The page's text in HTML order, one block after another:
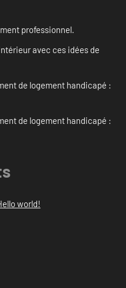
professionnel.
avec ces idées de
de logement handicapé :
de logement handicapé :
world!